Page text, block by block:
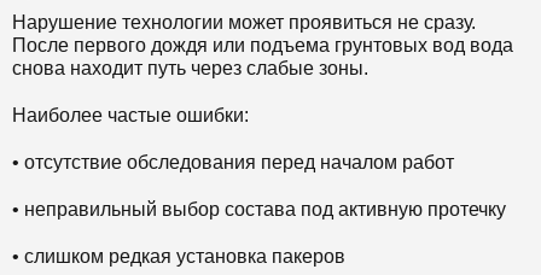
Нарушение технологии может проявиться не сразу.
После первого дождя или подъема грунтовых вод вода
снова находит путь через слабые зоны.
Наиболее частые ошибки:
• отсутствие обследования перед началом работ
• неправильный выбор состава под активную протечку
• слишком редкая установка пакеров